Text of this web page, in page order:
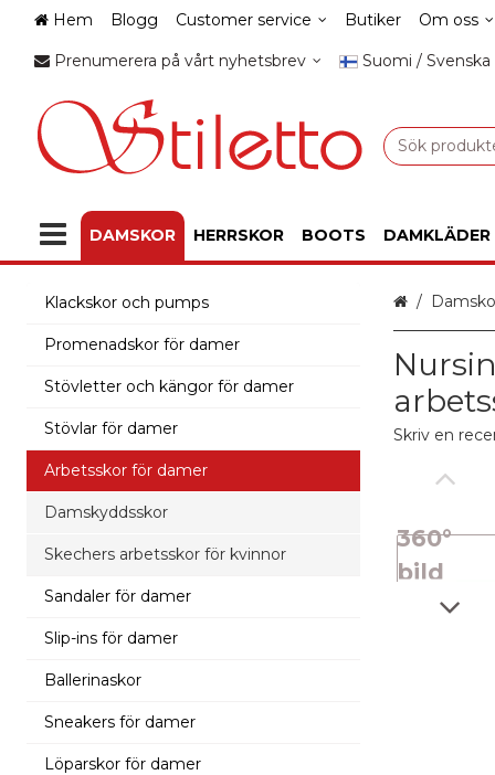
Hem Blogg Customer service Butiker Om oss
Prenumerera på vårt nyhetsbrev Suomi / Svenska
DAMSKOR HERRSKOR BOOTS DAMKLÄDER
Klackskor och pumps
Promenadskor för damer
Stövletter och kängor för damer
Stövlar för damer
Arbetsskor för damer
Damskyddsskor
Skechers arbetsskor för kvinnor
Sandaler för damer
Slip-ins för damer
Ballerinaskor
Sneakers för damer
Löparskor för damer
Hem
Skriv en
360°
bild